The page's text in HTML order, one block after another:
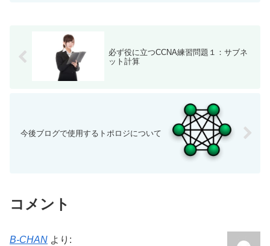
必ず役に立つCCNA練習問題１：サブネ
ット計算
今後ブログで使用するトポロジについて
コメント
B-CHAN より: